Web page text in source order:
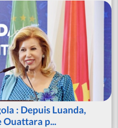
: Depuis Luanda,
Ouattara p...